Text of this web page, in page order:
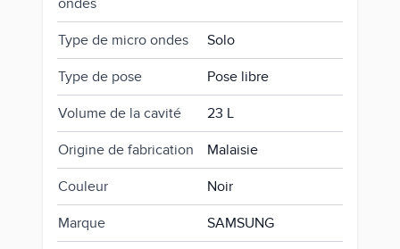
Type de micro ondes Solo
Type de pose Pose libre
Volume de la cavité 23 L
Origine de fabrication Malaisie
Couleur Noir
Marque SAMSUNG